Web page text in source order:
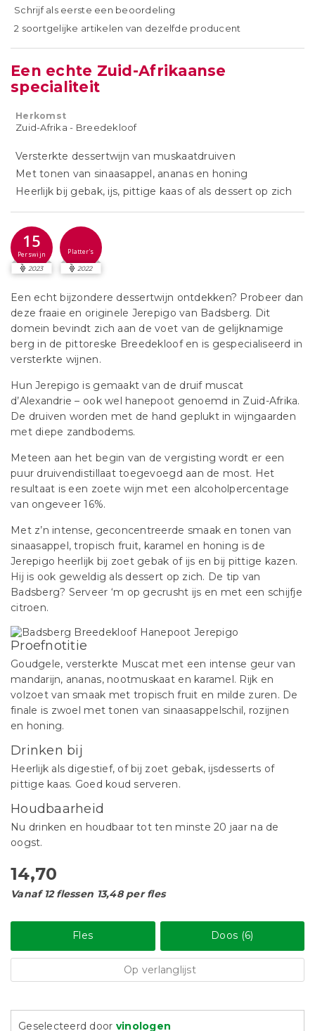
Schrijf als eerste een beoordeling
2 soortgelijke artikelen van dezelfde producent
Een echte Zuid-Afrikaanse
specialiteit
Herkomst
Zuid-Afrika - Breedekloof
Versterkte dessertwijn van muskaatdruiven
Met tonen van sinaasappel, ananas en honing
Heerlijk bij gebak, ijs, pittige kaas of als dessert op zich
15
Perswijn
2023
Platter's
2022
Een echt bijzondere dessertwijn ontdekken? Probeer dan
deze fraaie en originele Jerepigo van Badsberg. Dit
domein bevindt zich aan de voet van de gelijknamige
berg in de pittoreske Breedekloof en is gespecialiseerd in
versterkte wijnen.
Hun Jerepigo is gemaakt van de druif muscat
d’Alexandrie – ook wel hanepoot genoemd in Zuid-Afrika.
De druiven worden met de hand geplukt in wijngaarden
met diepe zandbodems.
Meteen aan het begin van de vergisting wordt er een
puur druivendistillaat toegevoegd aan de most. Het
resultaat is een zoete wijn met een alcoholpercentage
van ongeveer 16%.
Met z’n intense, geconcentreerde smaak en tonen van
sinaasappel, tropisch fruit, karamel en honing is de
Jerepigo heerlijk bij zoet gebak of ijs en bij pittige kazen.
Hij is ook geweldig als dessert op zich. De tip van
Badsberg? Serveer ‘m op gecrusht ijs en met een schijfje
citroen.
Proefnotitie
Goudgele, versterkte Muscat met een intense geur van
mandarijn, ananas, nootmuskaat en karamel. Rijk en
volzoet van smaak met tropisch fruit en milde zuren. De
finale is zwoel met tonen van sinaasappelschil, rozijnen
en honing.
Drinken bij
Heerlijk als digestief, of bij zoet gebak, ijsdesserts of
pittige kaas. Goed koud serveren.
Houdbaarheid
Nu drinken en houdbaar tot ten minste 20 jaar na de
oogst.
14,70
Vanaf 12 flessen 13,48 per fles
Fles Doos (6)
Op verlanglijst
Geselecteerd door vinologen